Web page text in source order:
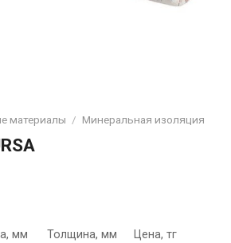
материалы / Минеральная изоляция
мм Толщина, мм
Цена, тг